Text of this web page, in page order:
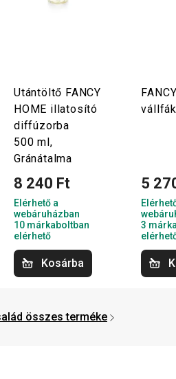
Utántöltő FANCY
HOME illatosító
diffúzorba
500 ml,
Gránátalma
8 240 Ft
Elérhető a
webáruházban
10 márkaboltban
elérhető
Kosárba
5
3
összes terméke